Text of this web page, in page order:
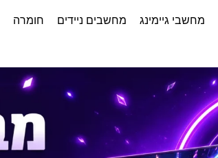
מחשבי גיימינג מחשבים ניידים חומרה